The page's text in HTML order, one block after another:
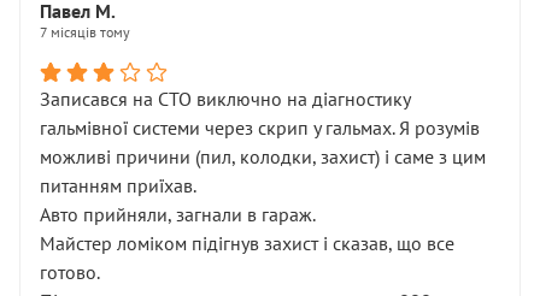
Павел М.
7 місяців тому
Записався на СТО виключно на діагностику
гальмівної системи через скрип у гальмах. Я розумів
можливі причини (пил, колодки, захист) і саме з цим
питанням приїхав.
Авто прийняли, загнали в гараж.
Майстер ломіком підігнув захист і сказав, що все
готово.